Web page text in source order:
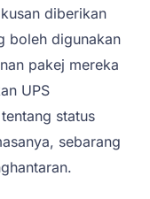
diberikan
boleh digunakan
pakej mereka
UPS
status
sebarang